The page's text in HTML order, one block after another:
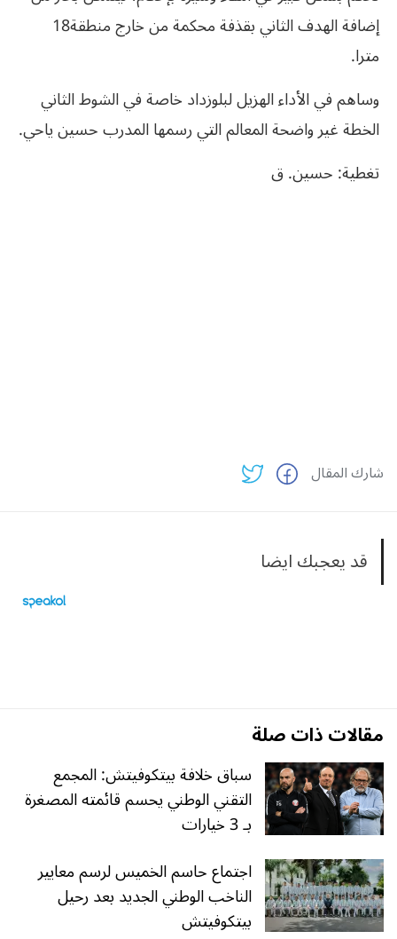
‬مترا‮.‬
وساهم‮ ‬في‮ ‬الأداء‮ ‬الهزيل‮ ‬لبلوزداد‮ ‬خاصة‮ ‬في‮ ‬الشوط‮ ‬الثاني‮
‬الخطة‮ ‬غير‮ ‬واضحة‮ ‬المعالم‮ ‬التي‮ ‬رسمها‮ ‬المدرب‮ ‬حسين‮ ‬ياحي‮.‬
تغطية‮: ‬حسين‮. ‬ق
شارك المقال
قد يعجبك ايضا
مقالات ذات صلة
سباق خلافة بيتكوفيتش: المجمع
التقني الوطني يحسم قائمته المصغرة
بـ 3 خيارات
اجتماع حاسم الخميس لرسم معايير
الناخب الوطني الجديد بعد رحيل
بيتكوفيتش